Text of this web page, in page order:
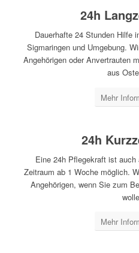
24h
Dauerhafte 24 Stunden Hilfe
Sigmaringen und Umgebung.
Angehörigen oder Anvertrauten
aus
Mehr
24h
Eine 24h Pflegekraft ist
Zeitraum ab 1 Woche möglich.
Angehörigen, wenn Sie zum
Mehr